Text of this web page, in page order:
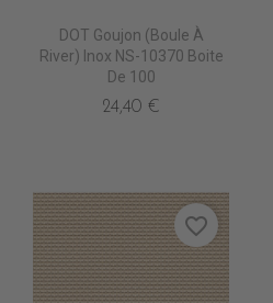
DOT Goujon (Boule À
River) Inox NS-10370 Boite
De 100
24,40 €
favorite_border